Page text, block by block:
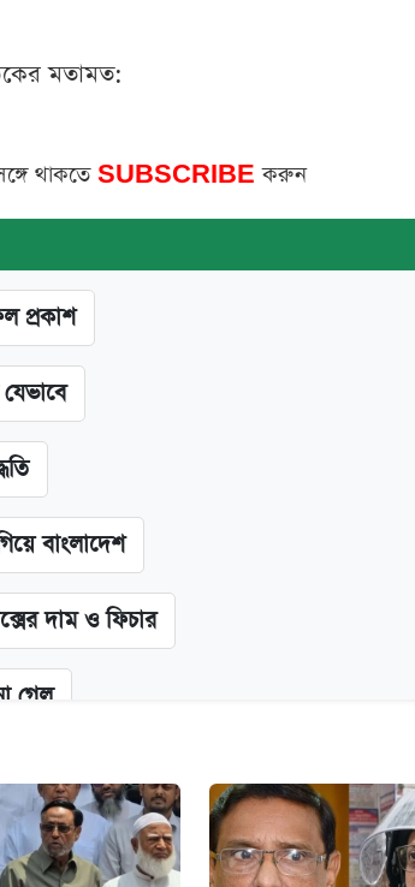
মতামত:
থাকতে SUBSCRIBEকরুন
প্রকাশ
বাংলাদেশ
দাম ও ফিচার
গেল